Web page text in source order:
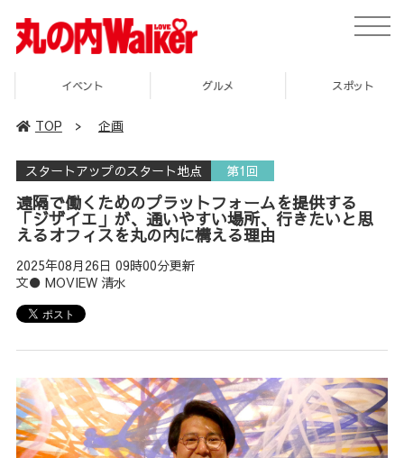
toggle
イベント グルメ スポット
TOP > 企画
スタートアップのスタート地点 第1回
遠隔で働くためのプラットフォームを提供する
「ジザイエ」が、通いやすい場所、行きたいと思
えるオフィスを丸の内に構える理由
2025年08月26日 09時00分更新
文● MOVIEW清水